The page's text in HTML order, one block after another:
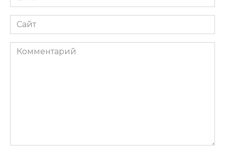
Сайт
Комментарий